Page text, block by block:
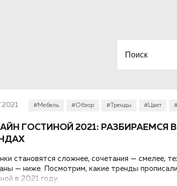
#Мебель #Обзор #Тренды #Цвет
ГОСТИНОЙ 2021: РАЗБИРАЕМСЯ
становятся сложнее, сочетания — смелее,
— ниже. Посмотрим, какие тренды
в 2021 году.